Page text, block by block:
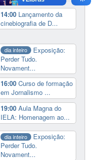
14:00 Lançamento da
cinebiografia de D...
dia inteiro
Exposição:
Perder Tudo.
Novament...
16:00Curso de formação
em Jornalismo ...
19:00Aula Magna do
IELA: Homenagem ao...
dia inteiro
Exposição:
Perder Tudo.
Novament...